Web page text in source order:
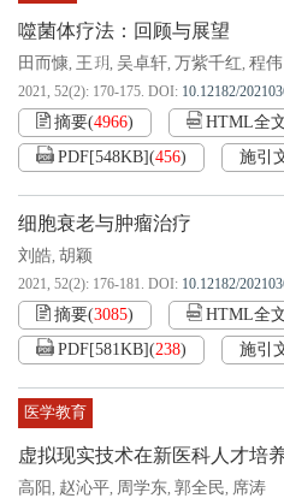
噬菌体疗法：回顾与展望
田而慷, 王玥, 吴卓轩, 万紫千红, 程伟
2021, 52(2): 170-175. DOI: 10.12182/
摘要(4966) HTML全
PDF[548KB](456) 施引
细胞衰老与肿瘤治疗
刘皓, 胡颖
2021, 52(2): 176-181. DOI: 10.12182/
摘要(3085) HTML全
PDF[581KB](238) 施引
医学教育
虚拟现实技术在新医科人才培
高阳, 赵沁平, 周学东, 郭全民, 席涛